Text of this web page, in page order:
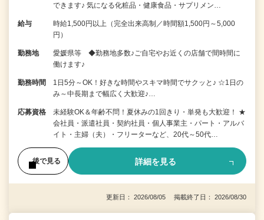
できます♪ 気になる化粧品・健康食品・サプリメン…
給与
時給1,500円以上（完全出来高制／時間額1,500円～5,000
円）
勤務地
愛媛県等 ◆勤務地多数♪ご自宅やお近くの店舗で間時間に
働けます♪
勤務時間
1日5分～OK！好きな時間やスキマ時間でサクッと♪ ☆1日の
み～中長期まで幅広く大歓迎♪…
応募資格
未経験OK＆年齢不問！夏休みの1回きり・単発も大歓迎！ ★
会社員・派遣社員・契約社員・個人事業主・パート・アルバ
イト・主婦（夫）・フリーターなど、20代～50代…
後で見る 詳細を見る
更新日： 2026/08/05 掲載終了日： 2026/08/30